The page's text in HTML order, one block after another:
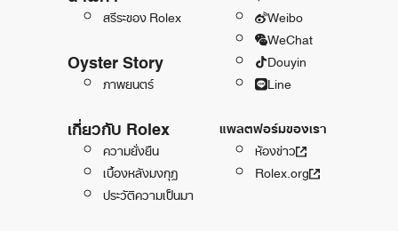
สรีระของ Rolex
Oyster Story
ภาพยนตร์
เกี่ยวกับ Rolex
ความยั่งยืน
เบื้องหลังมงกุฎ
ประวัติความเป็นมา
Weibo
WeChat
Douyin
Line
แพลตฟอร์มของเรา
ห้องข่าว
Rolex.org